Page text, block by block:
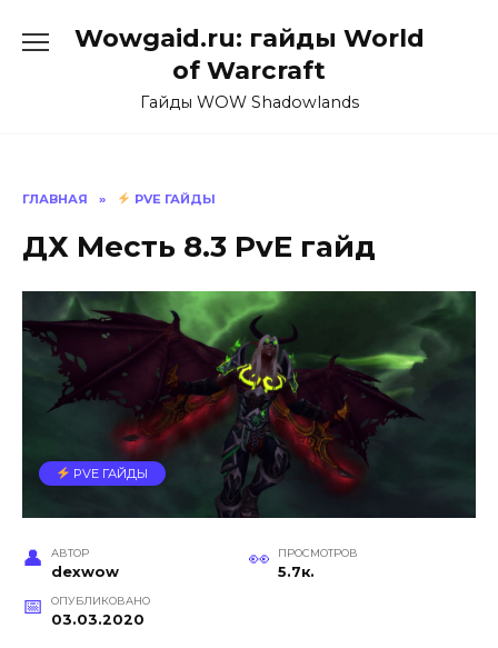
Wowgaid.ru: гайды World
of Warcraft
Гайды WOW Shadowlands
ГЛАВНАЯ » PVE ГАЙДЫ
ДХ Месть 8.3 PvE гайд
PVE ГАЙДЫ
АВТОР
dexwow
ПРОСМОТРОВ
5.7к.
ОПУБЛИКОВАНО
03.03.2020